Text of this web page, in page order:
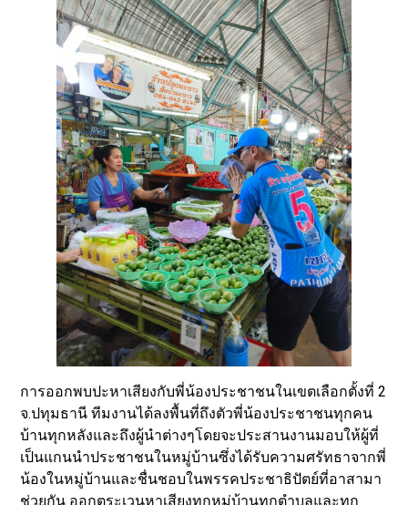
การออกพบปะหาเสียงกับพี่น้องประชาชนในเขตเลือกตั้งที่ 2
จ.ปทุมธานี ทีมงานได้ลงพื้นที่ถึงตัวพี่น้องประชาชนทุกคน
บ้านทุกหลังและถึงผู้นำต่างๆโดยจะประสานงานมอบให้ผู้ที่
เป็นแกนนำประชาชนในหมู่บ้านซึ่งได้รับความศรัทธาจากพี่
น้องในหมู่บ้านและชื่นชอบในพรรคประชาธิปัตย์ที่อาสามา
ช่วยกัน ออกตระเวนหาเสียงทุกหมู่บ้านทุกตำบลและทุก